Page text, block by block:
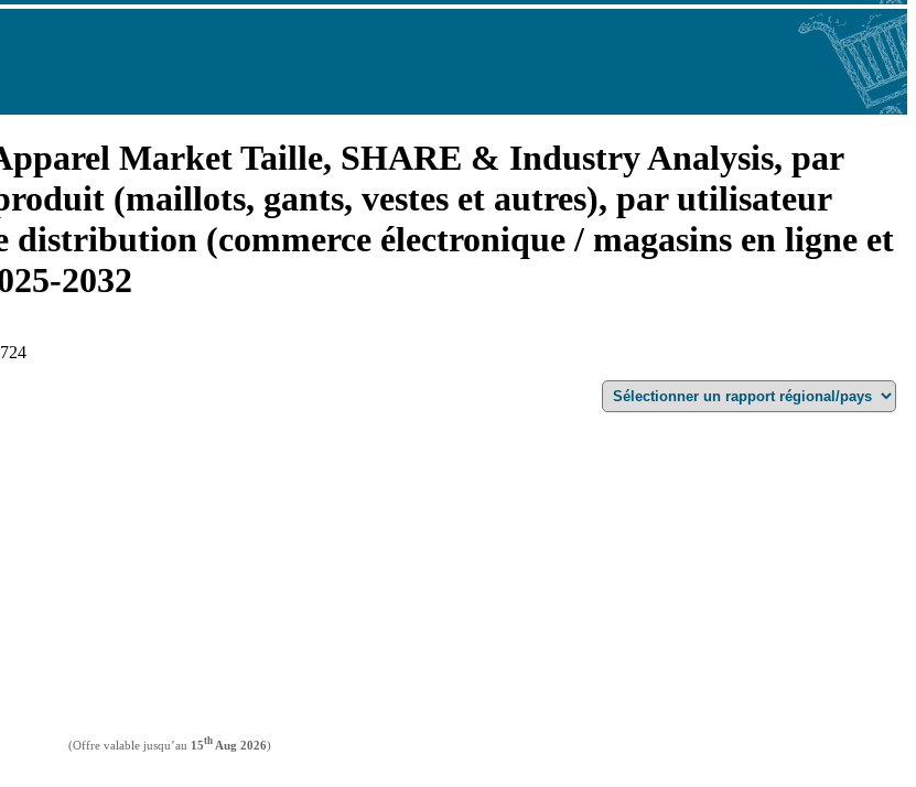
Market Taille, SHARE & Industry Analysis, par
(maillots, gants, vestes et autres), par utilisateur
(commerce électronique / magasins en ligne et
2032
(Offre valable jusqu’au 15th Aug 2026)